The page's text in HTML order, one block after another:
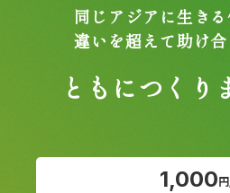
同じアジアに生きる
違いを超えて助け
ともにつくり
1,000